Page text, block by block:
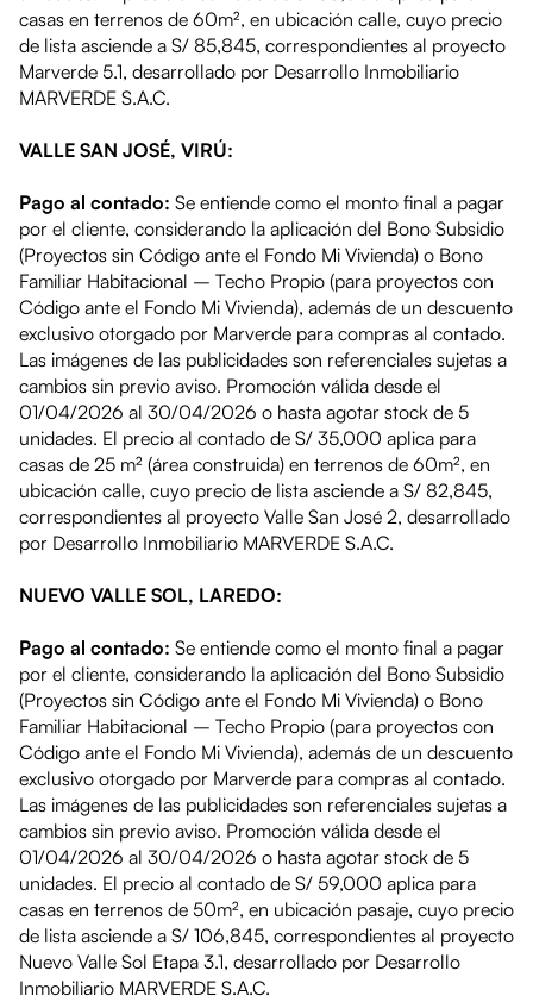
casas en terrenos de 60m², en ubicación calle, cuyo precio
de lista asciende a S/ 85,845, correspondientes al proyecto
Marverde 5.1, desarrollado por Desarrollo Inmobiliario
MARVERDE S.A.C.
VALLE SAN JOSÉ, VIRÚ:
Pago al contado: Se entiende como el monto final a pagar
por el cliente, considerando la aplicación del Bono Subsidio
(Proyectos sin Código ante el Fondo Mi Vivienda) o Bono
Familiar Habitacional – Techo Propio (para proyectos con
Código ante el Fondo Mi Vivienda), además de un descuento
exclusivo otorgado por Marverde para compras al contado.
Las imágenes de las publicidades son referenciales sujetas a
cambios sin previo aviso. Promoción válida desde el
01/04/2026 al 30/04/2026 o hasta agotar stock de 5
unidades. El precio al contado de S/ 35,000 aplica para
casas de 25 m² (área construida) en terrenos de 60m², en
ubicación calle, cuyo precio de lista asciende a S/ 82,845,
correspondientes al proyecto Valle San José 2, desarrollado
por Desarrollo Inmobiliario MARVERDE S.A.C.
NUEVO VALLE SOL, LAREDO:
Pago al contado: Se entiende como el monto final a pagar
por el cliente, considerando la aplicación del Bono Subsidio
(Proyectos sin Código ante el Fondo Mi Vivienda) o Bono
Familiar Habitacional – Techo Propio (para proyectos con
Código ante el Fondo Mi Vivienda), además de un descuento
exclusivo otorgado por Marverde para compras al contado.
Las imágenes de las publicidades son referenciales sujetas a
cambios sin previo aviso. Promoción válida desde el
01/04/2026 al 30/04/2026 o hasta agotar stock de 5
unidades. El precio al contado de S/ 59,000 aplica para
casas en terrenos de 50m², en ubicación pasaje, cuyo precio
de lista asciende a S/ 106,845, correspondientes al proyecto
Nuevo Valle Sol Etapa 3.1, desarrollado por Desarrollo
Inmobiliario MARVERDE S.A.C.